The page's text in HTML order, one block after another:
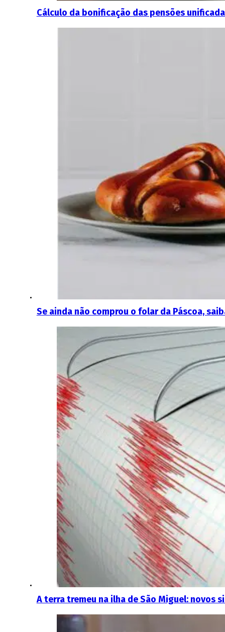
Cálculo da bonificação das pensões
Se ainda não comprou o folar da Páscoa,
A terra tremeu na ilha de São Miguel: novos